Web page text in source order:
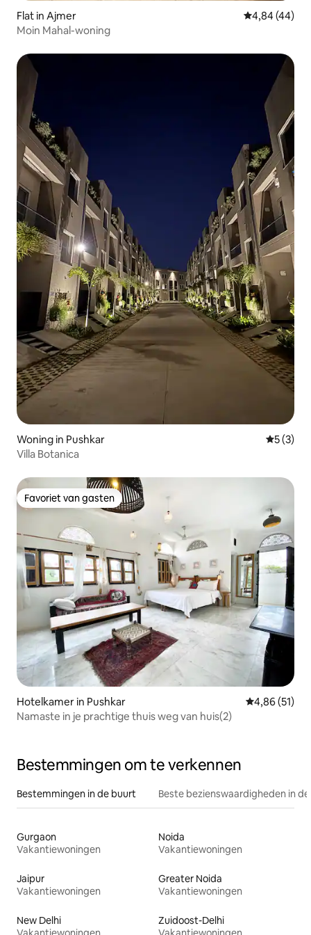
Flat in Ajmer Gemiddelde
4,84 (44)
Moin Mahal-woning
Woning in Pushkar
5 (3)
Villa Botanica
Favoriet van gasten
Favoriet van gasten
Hotelkamer in Pushkar Gemiddelde
4,86 (51)
Namaste in je prachtige thuis weg van huis(2)
Bestemmingen om te verkennen
Bestemmingen in de buurt Beste bezienswaardigheden in
Gurgaon
Vakantiewoningen
Noida
Vakantiewoningen
Jaipur
Vakantiewoningen
Greater Noida
Vakantiewoningen
New Delhi
Zuidoost-Delhi